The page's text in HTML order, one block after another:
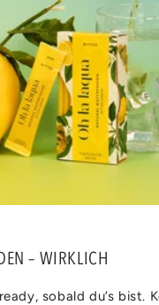
– WIRKLICH
sobald du’s bist.